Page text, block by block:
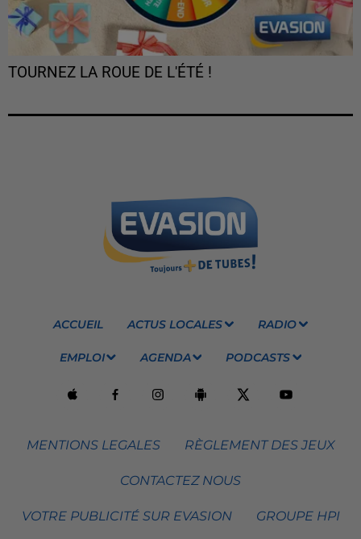
TOURNEZ LA ROUE DE L'ÉTÉ !
ACCUEIL ACTUS LOCALES RADIO
EMPLOI AGENDA PODCASTS
MENTIONS LEGALES RÈGLEMENT DES JEUX
CONTACTEZ NOUS
VOTRE PUBLICITÉ SUR EVASION GROUPE HPI